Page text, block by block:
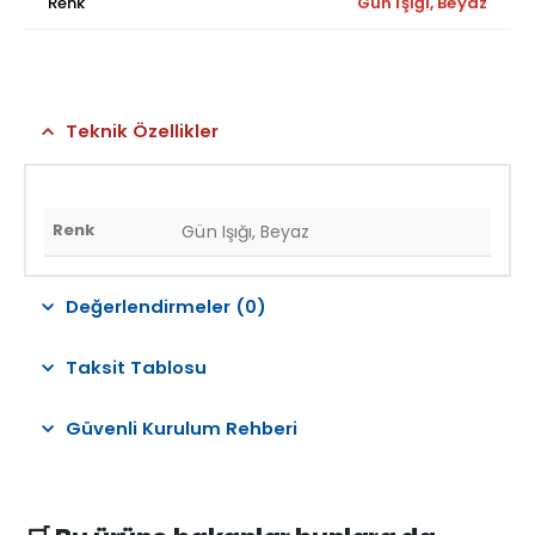
Teknik Özellikler
Renk Gün Işığı, Beyaz
Değerlendirmeler (0)
Taksit Tablosu
Güvenli Kurulum Rehberi